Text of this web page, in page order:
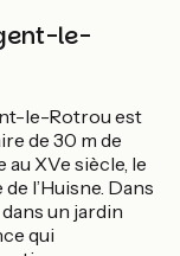
le-
le-Rotrou est
de 30 m de
au XVe siècle, le
l’Huisne. Dans
un jardin
qui